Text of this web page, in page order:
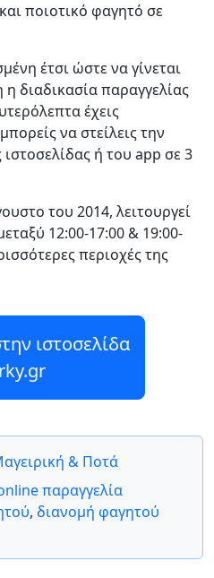
ποιοτικό φαγητό σε
έτσι ώστε να γίνεται
διαδικασία παραγγελίας
έχεις
να στείλεις την
ή του app σε 3
του 2014, λειτουργεί
12:00-17:00 & 19:00-
περιοχές της
ιστοσελίδα
& Ποτά
παραγγελία
, διανομή φαγητού